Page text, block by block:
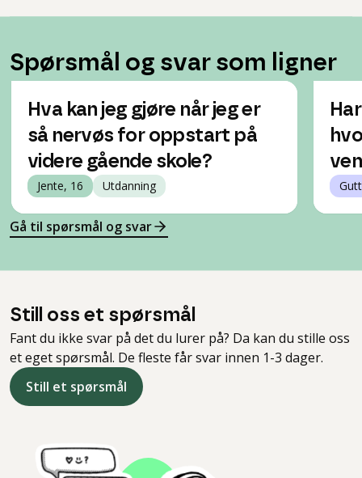
Spørsmål og svar som ligner
Hva kan jeg gjøre når jeg er
så nervøs for oppstart på
videre gående skole?
Jente, 16 Utdanning
Gå til spørsmål og svar
Still oss et spørsmål
Fant du ikke svar på det du lurer på? Da kan du stille oss
et eget spørsmål. De fleste får svar innen 1-3 dager.
Still et spørsmål